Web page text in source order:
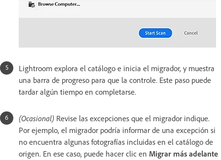
Lightroom explora el catálogo e inicia el migrador, y muestra
una barra de progreso para que la controle. Este paso puede
tardar algún tiempo en completarse.
(Ocasional) Revise las excepciones que el migrador indique.
Por ejemplo, el migrador podría informar de una excepción si
no encuentra algunas fotografías incluidas en el catálogo de
origen. En ese caso, puede hacer clic en Migrar más adelante